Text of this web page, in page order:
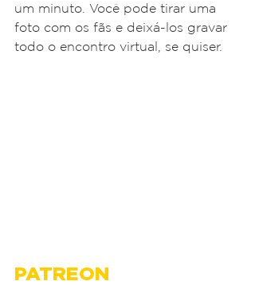
um minuto. Você pode tirar uma
foto com os fãs e deixá-los gravar
todo o encontro virtual, se quiser.
PATREON